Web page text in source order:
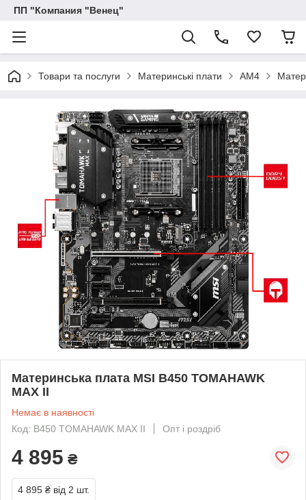
ПП "Компания "Венец"
Товари та послуги Материнські плати AM4
Материнська плата MSI B450 TOMAHAWK
MAX II
Немає в наявності
Код: B450 TOMAHAWK MAX II
Опт і роздріб
4 895 ₴
4 895 ₴ від 2 шт.